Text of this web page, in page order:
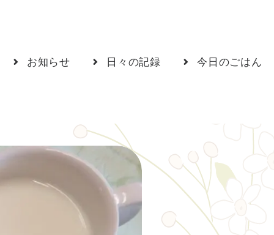
お知らせ 日々の記録 今日のごはん